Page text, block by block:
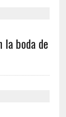
la boda de